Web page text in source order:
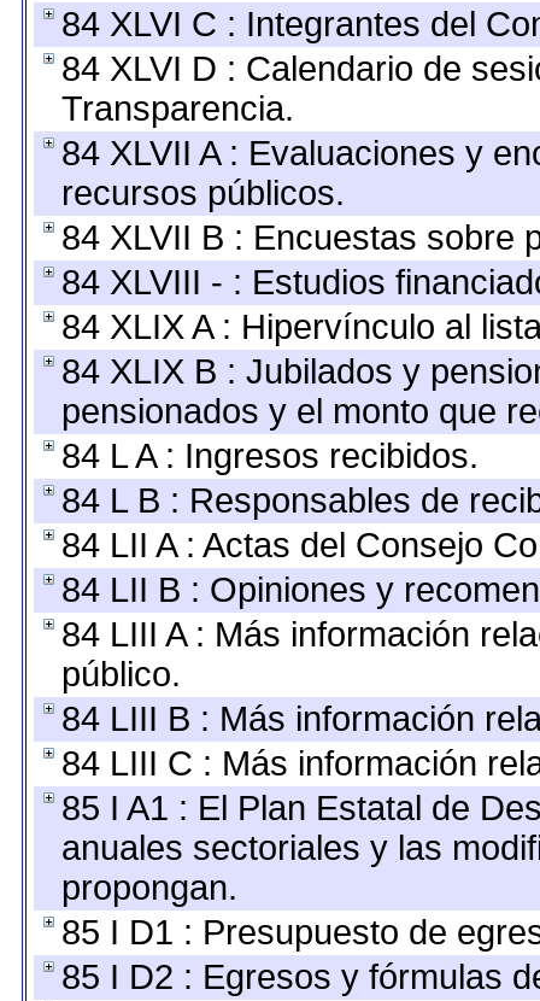
84 XLVI C : Integrantes del
84 XLVI D : Calendario de
Transparencia.
84 XLVII A : Evaluaciones y
recursos públicos.
84 XLVII B : Encuestas sobre
84 XLVIII - : Estudios
84 XLIX A : Hipervínculo al
84 XLIX B : Jubilados y
pensionados y el monto que
84 L A : Ingresos recibidos.
84 L B : Responsables de
84 LII A : Actas del Consejo
84 LII B : Opiniones y
84 LIII A : Más información
público.
84 LIII B : Más información
84 LIII C : Más información
85 I A1 : El Plan Estatal de
anuales sectoriales y las
propongan.
85 I D1 : Presupuesto de
85 I D2 : Egresos y fórmulas